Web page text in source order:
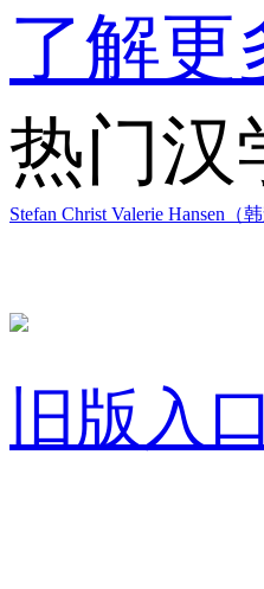
了解更
热门汉
Stefan Christ Valerie Hansen（
旧版入口